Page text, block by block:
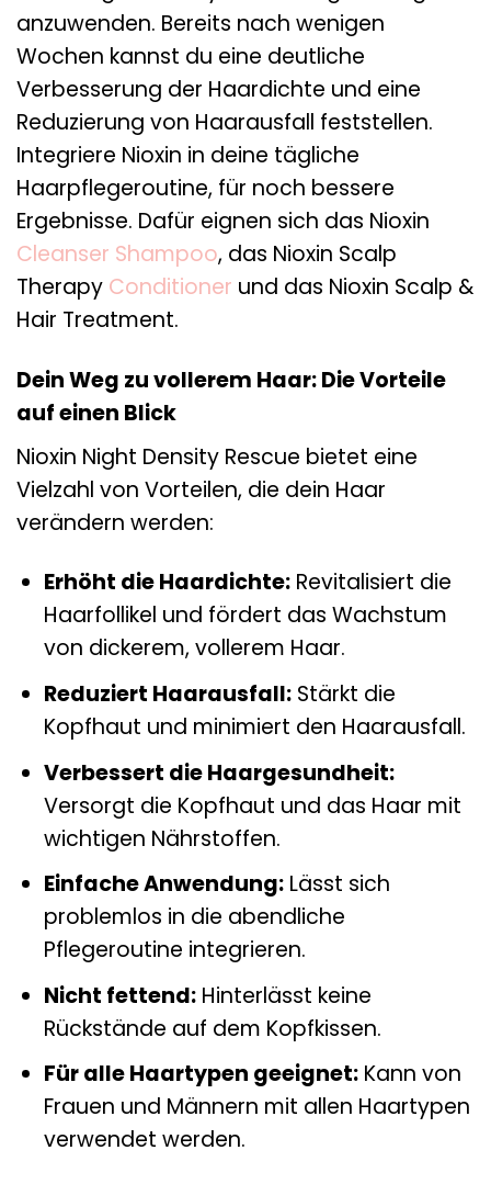
anzuwenden. Bereits nach wenigen
Wochen kannst du eine deutliche
Verbesserung der Haardichte und eine
Reduzierung von Haarausfall feststellen.
Integriere Nioxin in deine tägliche
Haarpflegeroutine, für noch bessere
Ergebnisse. Dafür eignen sich das Nioxin
Cleanser Shampoo, das Nioxin Scalp
Therapy Conditioner und das Nioxin Scalp &
Hair Treatment.
Dein Weg zu vollerem Haar: Die Vorteile
auf einen Blick
Nioxin Night Density Rescue bietet eine
Vielzahl von Vorteilen, die dein Haar
verändern werden:
Erhöht die Haardichte:Revitalisiert die
Haarfollikel und fördert das Wachstum
von dickerem, vollerem Haar.
Reduziert Haarausfall:Stärkt die
Kopfhaut und minimiert den Haarausfall.
Verbessert die Haargesundheit:
Versorgt die Kopfhaut und das Haar mit
wichtigen Nährstoffen.
Einfache Anwendung:Lässt sich
problemlos in die abendliche
Pflegeroutine integrieren.
Nicht fettend:Hinterlässt keine
Rückstände auf dem Kopfkissen.
Für alle Haartypen geeignet:Kann von
Frauen und Männern mit allen Haartypen
verwendet werden.